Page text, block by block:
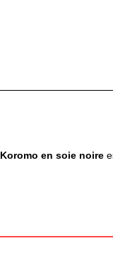
Koromo en soie noire